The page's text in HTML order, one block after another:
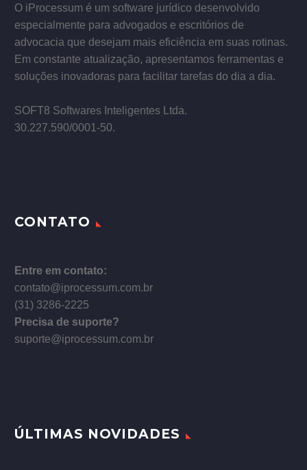
O iProcessum é um software jurídico desenvolvido
especialmente para advogados e escritórios de
advocacia que desejam mais eficiência em suas rotinas.
Em constante atualização, apresentamos ferramentas e
soluções inovadoras para facilitar tarefas do dia a dia.
SOFT8 Softwares Inteligentes Ltda.
30.227.590/0001­-50.
CONTATO
Entre em contato:
contato@iprocessum.com.br
(31) 3286-2225
Precisa de suporte?
suporte@iprocessum.com.br
ÚLTIMAS NOVIDADES